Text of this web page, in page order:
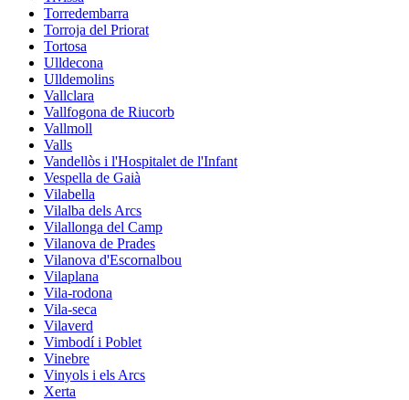
Torredembarra
Torroja del Priorat
Tortosa
Ulldecona
Ulldemolins
Vallclara
Vallfogona de Riucorb
Vallmoll
Valls
Vandellòs i l'Hospitalet de l'Infant
Vespella de Gaià
Vilabella
Vilalba dels Arcs
Vilallonga del Camp
Vilanova de Prades
Vilanova d'Escornalbou
Vilaplana
Vila-rodona
Vila-seca
Vilaverd
Vimbodí i Poblet
Vinebre
Vinyols i els Arcs
Xerta